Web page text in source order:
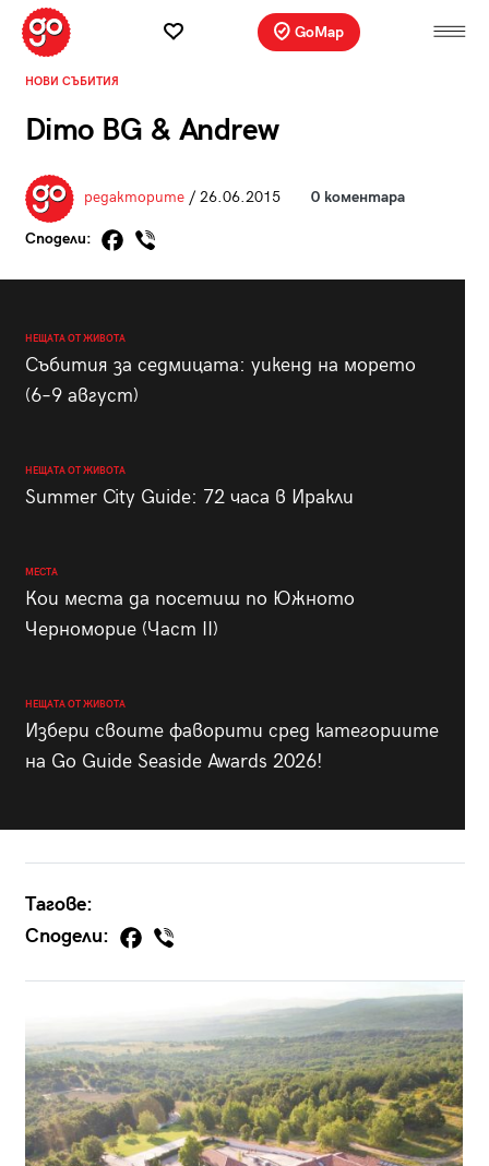
GoMap
НОВИ СЪБИТИЯ
Dimo BG & Andrew
редакторите/ 26.06.2015 0 коментара
Сподели:
НЕЩАТА ОТ ЖИВОТА
Събития за седмицата: уикенд на морето
(6–9 август)
НЕЩАТА ОТ ЖИВОТА
Summer City Guide: 72 часа в Иракли
МЕСТА
Кои места да посетиш по Южното
Черноморие (Част II)
НЕЩАТА ОТ ЖИВОТА
Избери своите фаворити сред категориите
на Go Guide Seaside Awards 2026!
Тагове:
Сподели: